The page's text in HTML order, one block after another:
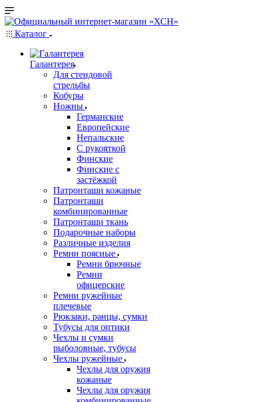
Каталог
Галантерея
Для стендовой
стрельбы
Кобуры
Ножны
Германские
Европейские
Непальские
С рукояткой
Финские
Финские с
застёжкой
Патронташи кожаные
Патронташи
комбинированные
Патронташи ткань
Подарочные наборы
Различные изделия
Ремни поясные
Ремни брючные
Ремни
офицерские
Ремни ружейные
плечевые
Рюкзаки, ранцы, сумки
Тубусы для оптики
Чехлы и сумки
рыболовные, тубусы
Чехлы ружейные
Чехлы для оружия
кожаные
Чехлы для оружия